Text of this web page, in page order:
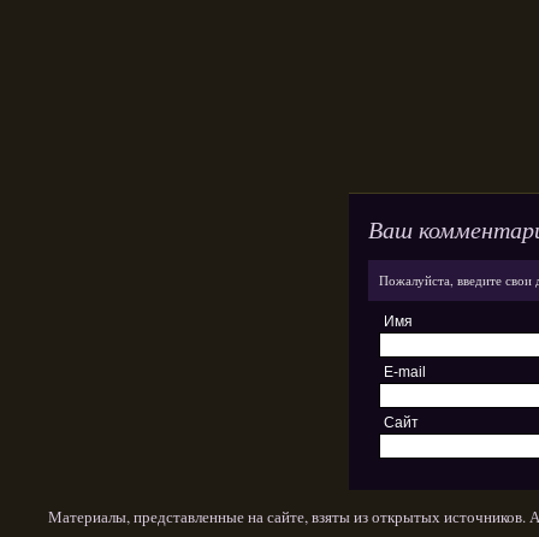
Ваш
Пожалуйста, введите
Имя
E-mail
Сайт
Материалы, представленные на сайте, взяты из открытых